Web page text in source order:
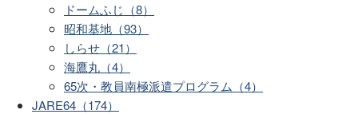
ドームふじ（8）
昭和基地（93）
しらせ（21）
海鷹丸（4）
65次・教員南極派遣プログラム（4）
JARE64（174）